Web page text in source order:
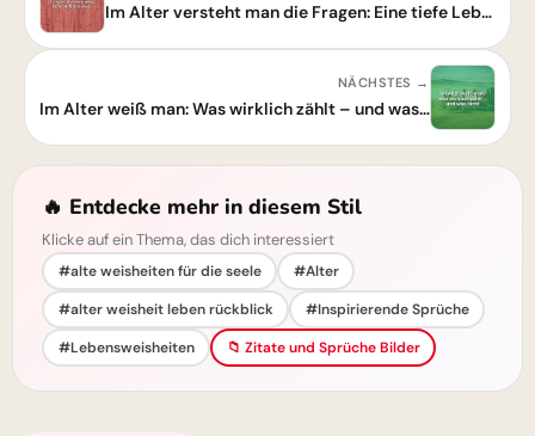
Im Alter versteht man die Fragen: Eine tiefe Lebensweisheit zum Nachdenken
NÄCHSTES →
Im Alter weiß man: Was wirklich zählt – und was nicht mehr.
🔥 Entdecke mehr in diesem Stil
Klicke auf ein Thema, das dich interessiert
#alte weisheiten für die seele
#Alter
#alter weisheit leben rückblick
#Inspirierende Sprüche
#Lebensweisheiten
📁 Zitate und Sprüche Bilder